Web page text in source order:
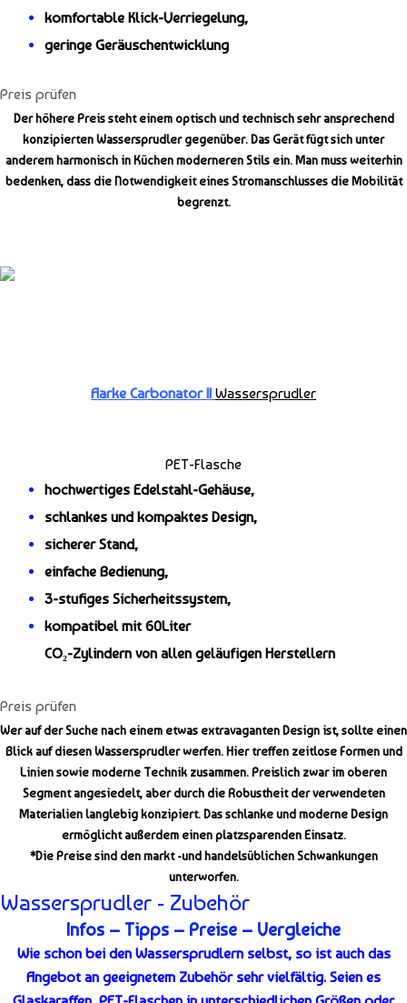
komfortable Klick-Verriegelung,
geringe Geräuschentwicklung
Preis prüfen
Der höhere Preis steht einemoptisch und technisch sehr ansprechend
konzipierten Wassersprudler gegenüber. Das Gerät fügt sich unter
anderem harmonisch in Küchen moderneren Stils ein. Man muss weiterhin
bedenken, dass die Notwendigkeit eines Stromanschlusses die Mobilität
begrenzt.
Aarke Carbonator II Wassersprudler
PET-Flasche
hochwertiges Edelstahl-Gehäuse,
schlankes und kompaktes Design,
sicherer Stand,
einfache Bedienung,
3-stufiges Sicherheitssystem,
kompatibel mit 60Liter
CO₂-Zylindern von allen geläufigen Herstellern
Preis prüfen
Wer auf der Suche nach einem etwas extravaganten Design ist, sollte einen
Blick auf diesen Wassersprudler werfen. Hier treffen zeitlose Formen und
Linien sowie moderne Technik zusammen. Preislich zwar im oberen
Segment angesiedelt, aber durch die Robustheit der verwendeten
Materialien langlebig konzipiert. Das schlanke und moderne Design
ermöglicht außerdem einen platzsparenden Einsatz.
*Die Preise sind den markt -und handelsüblichen Schwankungen
unterworfen.
Wassersprudler - Zubehör
Infos – Tipps – Preise – Vergleiche
Wie schon bei den Wassersprudlern selbst, so ist auch das
Angebot an geeignetem Zubehör sehr vielfältig. Seien es